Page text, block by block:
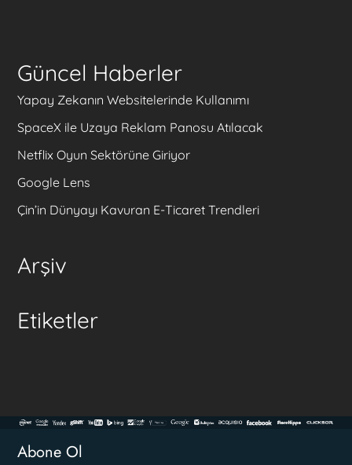
Güncel Haberler
Yapay Zekanın Websitelerinde Kullanımı
SpaceX ile Uzaya Reklam Panosu Atılacak
Netflix Oyun Sektörüne Giriyor
Google Lens
Çin’in Dünyayı Kavuran E-Ticaret Trendleri
Arşiv
Etiketler
Abone Ol